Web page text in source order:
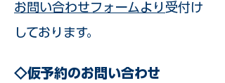
お問い合わせフォームより 受付け
しております。
◇仮予約のお問い合わせ